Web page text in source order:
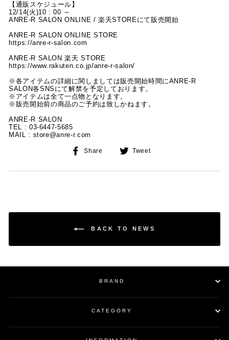
【通販スケジュール】
12/14(火)10 : 00 ～
ANRE-R SALON ONLINE / 楽天STOREにて販売開始
ANRE-R SALON ONLINE STORE
https://anre-r-salon.com
ANRE-R SALON 楽天 STORE
https://www.rakuten.co.jp/anre-r-salon/
※各アイテムの詳細に関しましては販売開始時間にANRE-R
SALON各SNSにて解禁を予定しております。
※アイテムは全て一点物となります。
※販売開始前の商品のご予約は致しかねます。
ANRE-R SALON
TEL : 03-6447-5685
MAIL : store@anre-r.com
Share
Share Tweet
BACK TO NEWS
BRAND
CATEGORY